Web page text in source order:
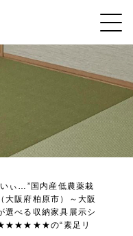
ぃ…”国内産低農薬栽
大阪府柏原市）～大阪
選べる収納家具展示シ
★★★★★★の“素足リ